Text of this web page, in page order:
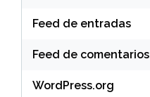
Feed de entradas
Feed de comentarios
WordPress.org